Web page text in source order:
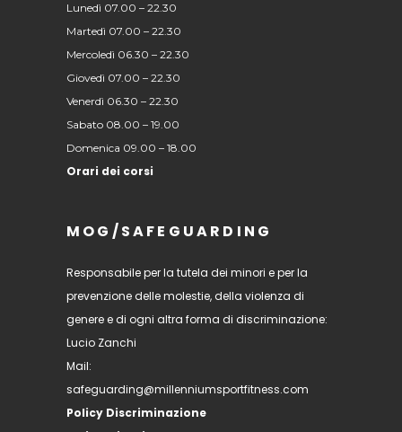
Lunedì 07.00 – 22.30
Martedì 07.00 – 22.30
Mercoledì 06.30 – 22.30
Giovedì 07.00 – 22.30
Venerdì 06.30 – 22.30
Sabato 08.00 – 19.00
Domenica 09.00 – 18.00
Orari dei corsi
MOG/SAFEGUARDING
Responsabile per la tutela dei minori e per la
prevenzione delle molestie, della violenza di
genere e di ogni altra forma di discriminazione:
Lucio Zanchi
Mail:
safeguarding@millenniumsportfitness.com
Policy Discriminazione